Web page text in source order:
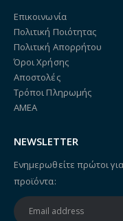
Επικοινωνία
Πολιτική Ποιότητας
Πολιτική Απορρήτου
Όροι Χρήσης
Αποστολές
Τρόποι Πληρωμής
ΑΜΕΑ
NEWSLETTER
Ενημερωθείτε πρώτοι
προϊόντα: